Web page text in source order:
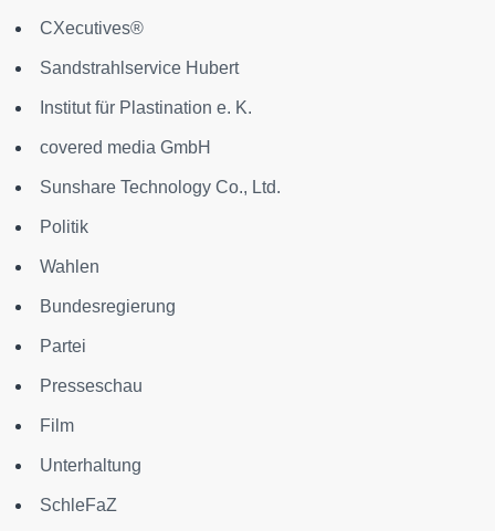
CXecutives®
Sandstrahlservice Hubert
Institut für Plastination e. K.
covered media GmbH
Sunshare Technology Co., Ltd.
Politik
Wahlen
Bundesregierung
Partei
Presseschau
Film
Unterhaltung
SchleFaZ